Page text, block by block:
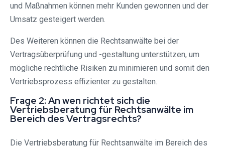
und Maßnahmen können mehr Kunden gewonnen und der
Umsatz gesteigert werden.
Des Weiteren können die Rechtsanwälte bei der
Vertragsüberprüfung und -gestaltung unterstützen, um
mögliche rechtliche Risiken zu minimieren und somit den
Vertriebsprozess effizienter zu gestalten.
Frage 2: An wen richtet sich die
Vertriebsberatung für Rechtsanwälte im
Bereich des Vertragsrechts?
Die Vertriebsberatung für Rechtsanwälte im Bereich des